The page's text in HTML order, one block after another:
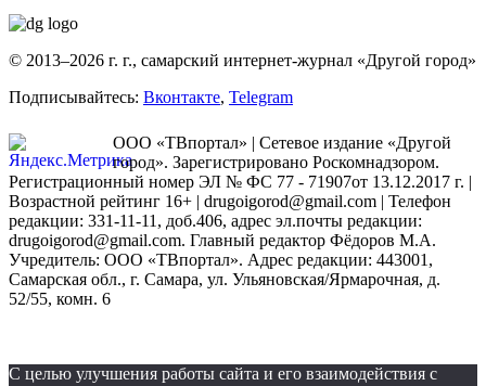
© 2013–2026 г. г., самарский интернет-журнал «Другой город»
Подписывайтесь: Вконтакте, Telegram
ООО «ТВпортал» | Сетевое издание «Другой
город». Зарегистрировано Роскомнадзором.
Регистрационный номер ЭЛ № ФС 77 - 71907от 13.12.2017 г. |
Возрастной рейтинг 16+ | drugoigorod@gmail.com | Телефон
редакции: 331-11-11, доб.406, адрес эл.почты редакции:
drugoigorod@gmail.com. Главный редактор Фёдоров М.А.
Учредитель: ООО «ТВпортал». Адрес редакции: 443001,
Самарская обл., г. Самара, ул. Ульяновская/Ярмарочная, д.
52/55, комн. 6
С целью улучшения работы сайта и его взаимодействия с